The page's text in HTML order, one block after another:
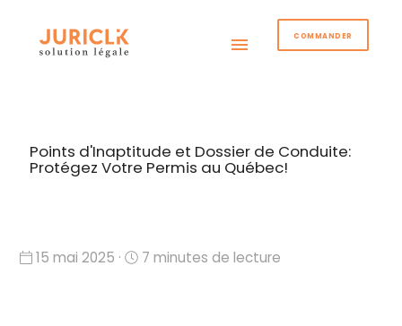
menu COMMANDER
Points d'Inaptitude et Dossier de Conduite:
Protégez Votre Permis au Québec!
15 mai 2025 · 7 minutes de lecture